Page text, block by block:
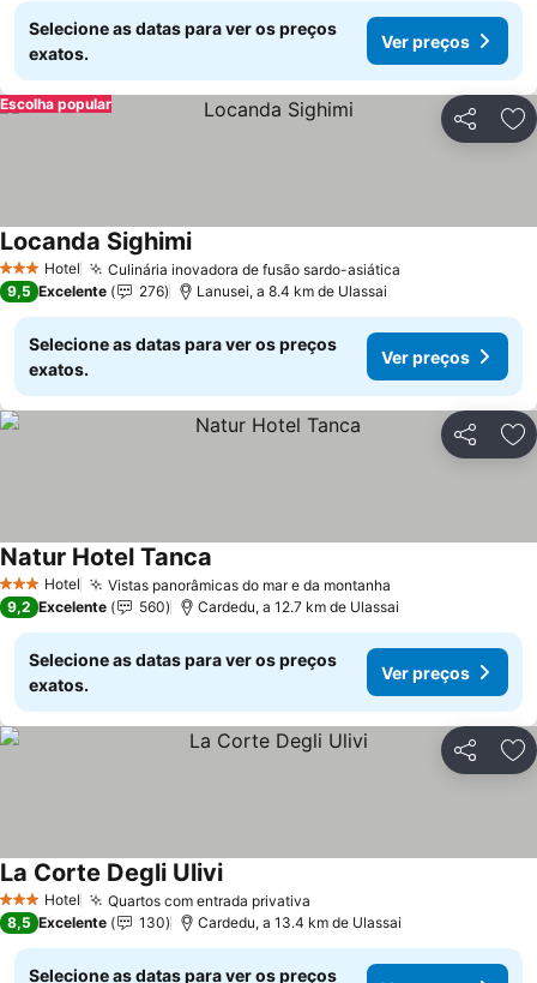
Selecione as datas para ver os preços
exatos.
Ver preços
Partilhar
Escolha popular
3 EstrelasHotel Culinária inovadora de fusão sardo-asiática
Locanda SighimiVer preços
9,5 Excelente 276 Lanusei, a 8.4 km de Ulassai
Selecione as datas para ver os preços
exatos.
Ver preços
Partilhar
3 EstrelasHotel Vistas panorâmicas do mar e da montanha
Natur Hotel Tanca
9,2 Excelente 560 Cardedu, a 12.7 km de Ulassai
Selecione as datas para ver os preços
exatos.
Ver preços
Partilhar
3 EstrelasHotel Quartos com entrada privativa
La Corte Degli UliviVer preços
8,5 Excelente 130 Cardedu, a 13.4 km de Ulassai
Selecione as datas para ver os preços